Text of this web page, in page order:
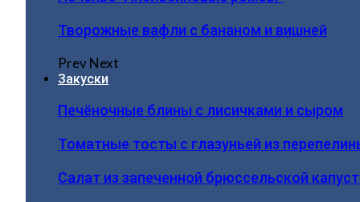
Творожные вафли с бананом и вишней
PrevNext
Закуски
Печёночные блины с лисичками и сыром
Томатные тосты с глазуньей из
Салат из запеченной брюссельской